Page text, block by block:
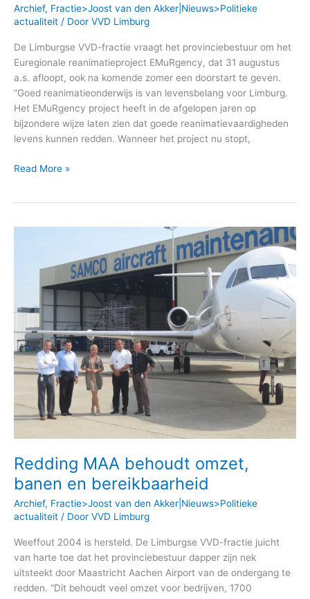
Archief, Fractie>Joost van den Akker|Nieuws>Politieke
actualiteit / Door VVD Limburg
De Limburgse VVD-fractie vraagt het provinciebestuur om het
Euregionale reanimatieproject EMuRgency, dat 31 augustus
a.s. afloopt, ook na komende zomer een doorstart te geven.
“Goed reanimatieonderwijs is van levensbelang voor Limburg.
Het EMuRgency project heeft in de afgelopen jaren op
bijzondere wijze laten zien dat goede reanimatievaardigheden
levens kunnen redden. Wanneer het project nu stopt,
Read More »
Redding MAA behoudt omzet,
banen en bereikbaarheid
Archief, Fractie>Joost van den Akker|Nieuws>Politieke
actualiteit / Door VVD Limburg
Weeffout 2004 is hersteld. De Limburgse VVD-fractie juicht
van harte toe dat het provinciebestuur dapper zijn nek
uitsteekt door Maastricht Aachen Airport van de ondergang te
redden. “Dit behoudt veel omzet voor bedrijven, 1700
behoudt
en
bereikbaarheid